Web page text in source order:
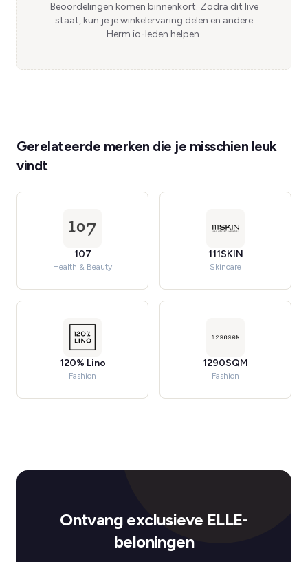
Beoordelingen komen binnenkort. Zodra dit live
staat, kun je je winkelervaring delen en andere
Herm.io-leden helpen.
Gerelateerde merken die je misschien leuk
vindt
107
Health & Beauty
111SKIN
Skincare
120% Lino
Fashion
1290SQM
Fashion
Ontvang exclusieve ELLE-
beloningen